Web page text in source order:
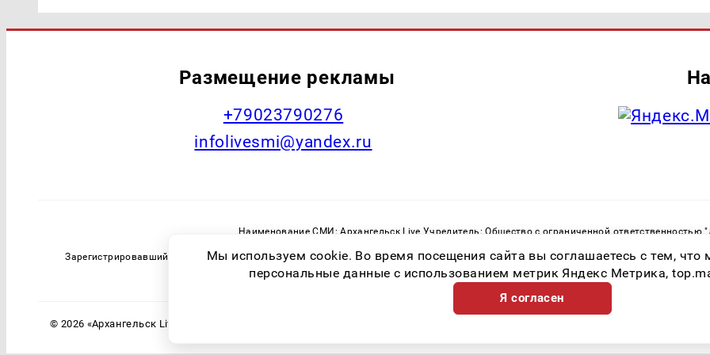
Размещение рекламы
+79023790276
infolivesmi@yandex.ru
Наименование СМИ: Архангельск Live Учредитель: Общество с ограниченной
Зарегистрировавший орган: Федеральная служба по надзору в сфере связи, информационных технологий и массовых
82533 от 21.01.2022
© 2026 «Архангельск Live» | Все права защищены
Мы используем cookie. Во время посещения сайта вы соглашаетесь с тем,
персональные данные с использованием метрик Яндекс Метрика,
Я согласен